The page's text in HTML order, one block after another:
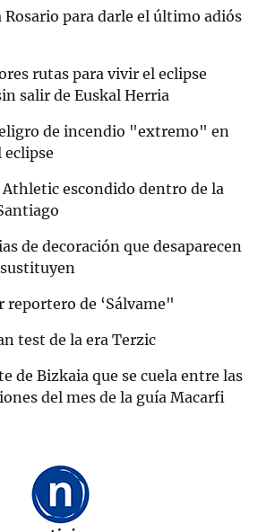
Rosario para darle el último adiós
rutas para vivir el eclipse
salir de Euskal Herria
de incendio "extremo" en
eclipse
Athletic escondido dentro de la
de decoración que desaparecen
reportero de ‘Sálvame"
test de la era Terzic
de Bizkaia que se cuela entre las
del mes de la guía Macarfi